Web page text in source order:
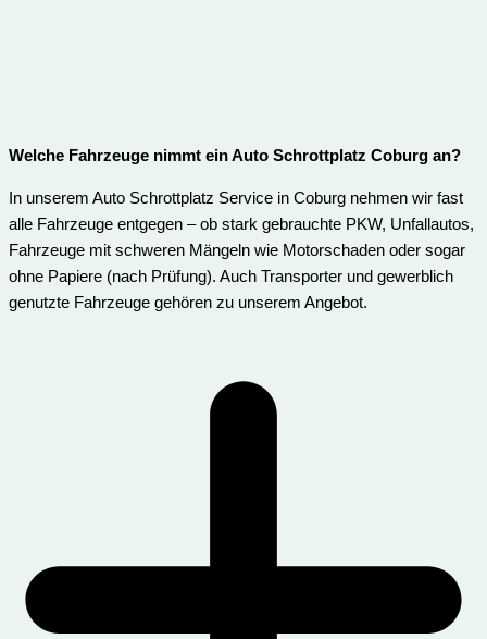
Welche Fahrzeuge nimmt ein Auto Schrottplatz Coburg an?
In unserem Auto Schrottplatz Service in Coburg nehmen wir fast
alle Fahrzeuge entgegen – ob stark gebrauchte PKW, Unfallautos,
Fahrzeuge mit schweren Mängeln wie Motorschaden oder sogar
ohne Papiere (nach Prüfung). Auch Transporter und gewerblich
genutzte Fahrzeuge gehören zu unserem Angebot.